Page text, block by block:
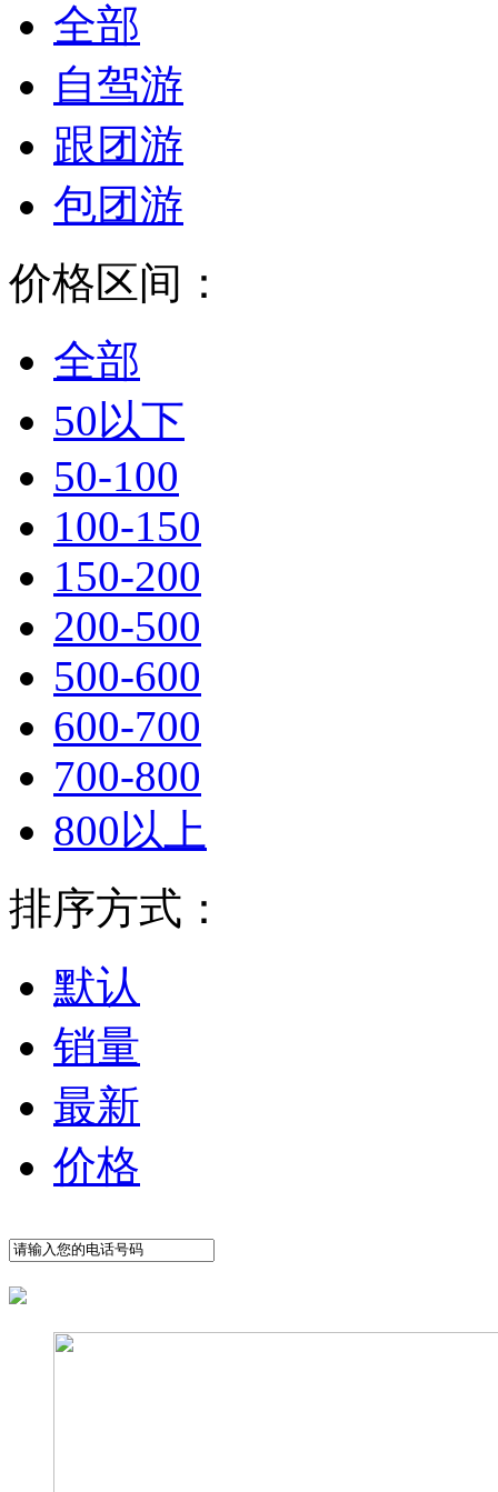
全部
自驾游
跟团游
包团游
价格区间：
全部
50以下
50-100
100-150
150-200
200-500
500-600
600-700
700-800
800以上
排序方式：
默认
销量
最新
价格